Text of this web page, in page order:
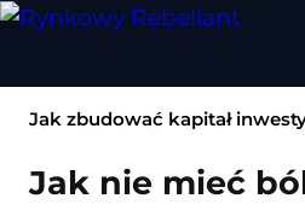
Jak zbudować kapitał
Jak nie mieć